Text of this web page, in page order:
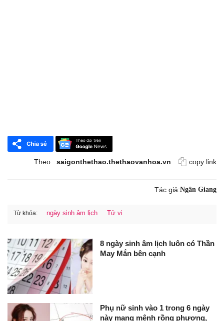
Theo: saigonthethao.thethaovanhoa.vn copy link
Tác giả:Ngân Giang
Từ khóa: ngày sinh âm lịch Tử vi
8 ngày sinh âm lịch luôn có Thần
May Mắn bên cạnh
Phụ nữ sinh vào 1 trong 6 ngày
này mang mệnh rồng phượng,